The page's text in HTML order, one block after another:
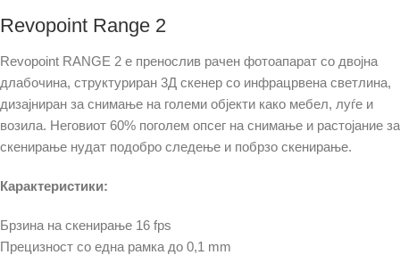
Revopoint Range 2
Revopoint RANGE 2 е пренослив рачен фотоапарат со двојна
длабочина, структуриран 3Д скенер со инфрацрвена светлина,
дизајниран за снимање на големи објекти како мебел, луѓе и
возила. Неговиот 60% поголем опсег на снимање и растојание за
скенирање нудат подобро следење и побрзо скенирање.
Карактеристики:
Брзина на скенирање 16 fps
Прецизност со една рамка до 0,1 mm